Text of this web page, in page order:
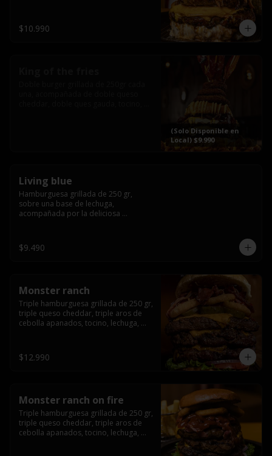
$10.990
(Solo Disponible en
Local) $9.990
Living blue
Hamburguesa grillada de 250 gr,
sobre una base de lechuga,
acompañada por la deliciosa
wisky jack daniels y salsa de miel.-
$9.490
Monster ranch
Triple hamburguesa grillada de 250 gr,
triple queso cheddar, triple aros de
cebolla apanados, tocino, lechuga,
$12.990
Monster ranch on fire
Triple hamburguesa grillada de 250 gr,
triple queso cheddar, triple aros de
cebolla apanados, tocino, lechuga,